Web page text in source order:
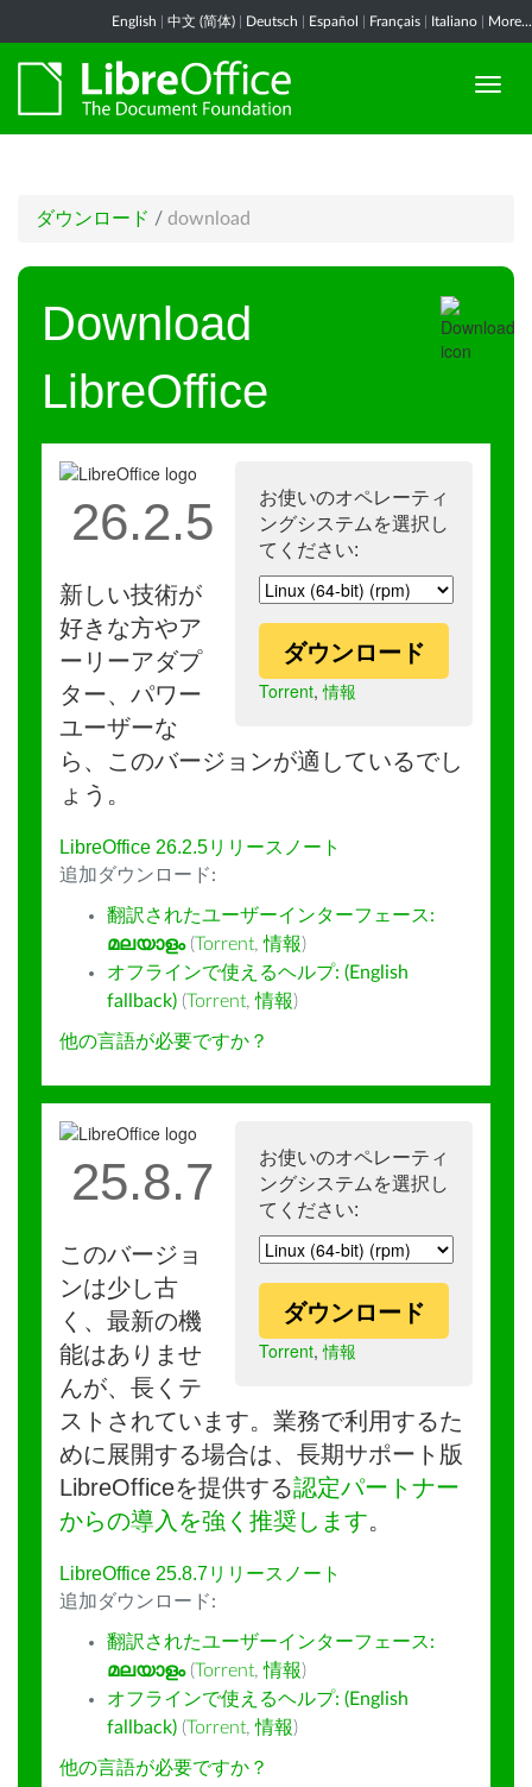
English 中文 (简体) Deutsch Español Français Italiano More...
ダウンロード / download
Download
LibreOffice
お使いのオペレーティ
ングシステムを選択し
てください:
ダウンロード
Torrent,情報
26.2.5
新しい技術が
好きな方やア
ーリーアダプ
ター、パワー
ユーザーな
ら、このバージョンが適しているでし
ょう。
LibreOffice 26.2.5リリースノート
追加ダウンロード:
翻訳されたユーザーインターフェース:
മലയാളം (Torrent,情報)
オフラインで使えるヘルプ: (English
fallback) (Torrent,情報)
他の言語が必要ですか？
お使いのオペレーティ
ングシステムを選択し
てください:
ダウンロード
Torrent,情報
25.8.7
このバージョ
ンは少し古
く、最新の機
能はありませ
んが、長くテ
ストされています。業務で利用するた
めに展開する場合は、長期サポート版
LibreOfficeを提供する認定パートナー
からの導入を強く推奨します。
LibreOffice 25.8.7リリースノート
追加ダウンロード:
翻訳されたユーザーインターフェース:
മലയാളം (Torrent,情報)
オフラインで使えるヘルプ: (English
fallback) (Torrent,情報)
他の言語が必要ですか？